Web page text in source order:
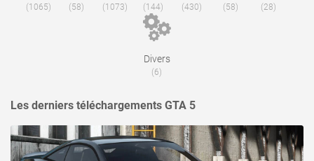
(1065) (58) (1073) (144) (430) (58) (28)
Divers
(6)
Les derniers téléchargements GTA 5
voir ce fichier